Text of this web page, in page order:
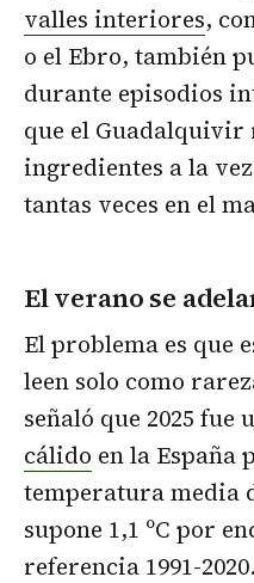
valles interiores,
o el Ebro, también
durante episodios
que el Guadalquivir
ingredientes a la
tantas veces en el
El verano se
El problema es que
leen solo como
señaló que 2025 fue
cálido en la España
temperatura media
supone 1,1 ºC por
referencia 1991-